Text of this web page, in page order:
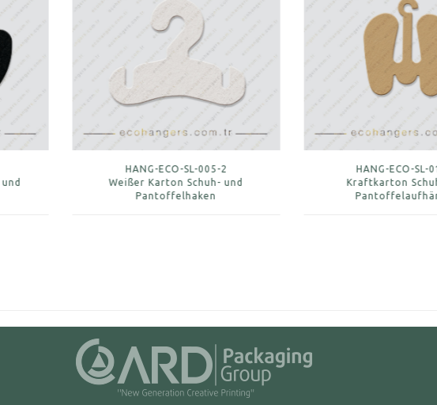
HANG-ECO-SL-005-2
Weißer Karton Schuh- und
HANG-ECO-SL-010-1
Kraftkarton Schuh- und
Pantoffelaufhänger